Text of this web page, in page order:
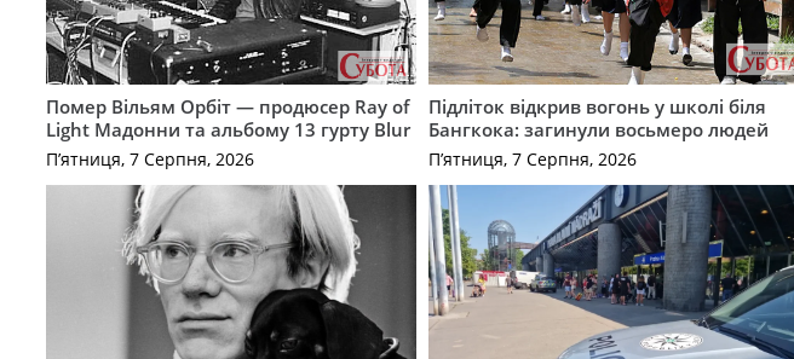
Помер Вільям Орбіт — продюсер Ray of
Light Мадонни та альбому 13 гурту Blur
П’ятниця, 7 Серпня, 2026
Підліток відкрив вогонь у школі біля
Бангкока: загинули восьмеро людей
П’ятниця, 7 Серпня, 2026